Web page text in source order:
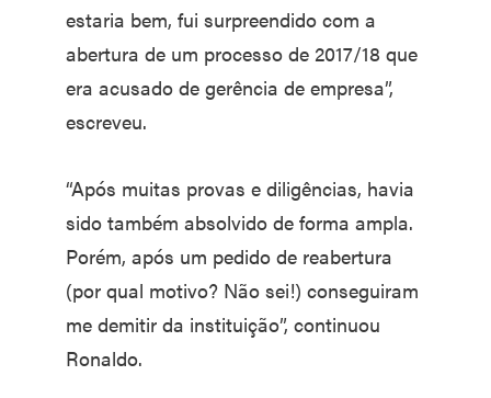
estaria bem, fui surpreendido com a
abertura de um processo de 2017/18 que
era acusado de gerência de empresa”,
escreveu.
“Após muitas provas e diligências, havia
sido também absolvido de forma ampla.
Porém, após um pedido de reabertura
(por qual motivo? Não sei!) conseguiram
me demitir da instituição”, continuou
Ronaldo.